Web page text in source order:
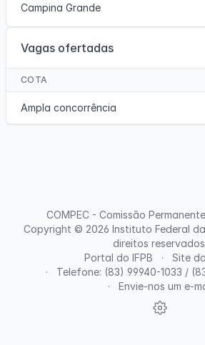
Campina Grande
Vagas ofertadas
COTA
Ampla concorrência
Portal do IFPB
Site
Telefone: (83) 99940-1033 /
Envie-nos um e-
COMPEC - Comissão
Copyright © 2026 Instituto Federal
direitos